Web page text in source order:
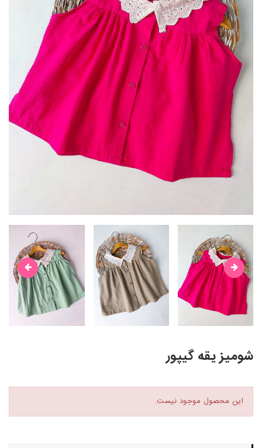
شومیز یقه گیپور
این محصول موجود نیست.